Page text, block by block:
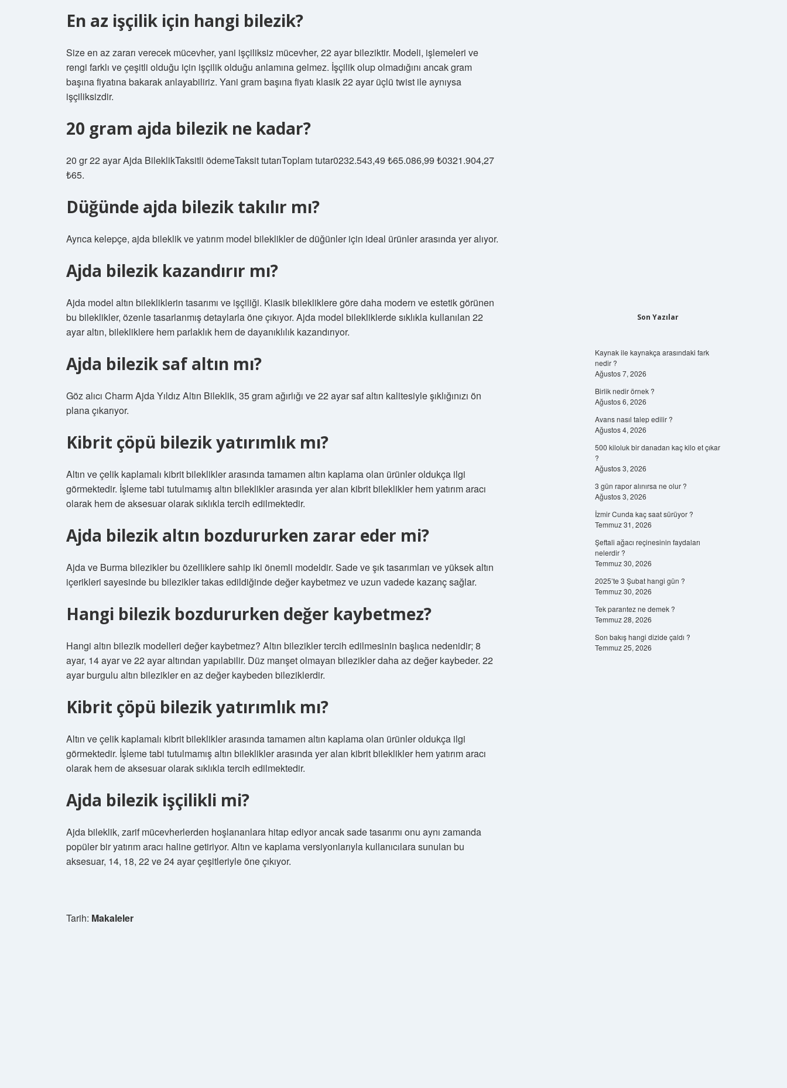
En az işçilik için hangi bilezik?
Size en az zararı verecek mücevher, yani işçiliksiz mücevher, 22 ayar bileziktir. Modeli, işlemeleri ve
rengi farklı ve çeşitli olduğu için işçilik olduğu anlamına gelmez. İşçilik olup olmadığını ancak gram
başına fiyatına bakarak anlayabiliriz. Yani gram başına fiyatı klasik 22 ayar üçlü twist ile aynıysa
işçiliksizdir.
20 gram ajda bilezik ne kadar?
20 gr 22 ayar Ajda BileklikTaksitli ödemeTaksit tutarıToplam tutar0232.543,49 ₺65.086,99 ₺0321.904,27
₺65.
Düğünde ajda bilezik takılır mı?
Ayrıca kelepçe, ajda bileklik ve yatırım model bileklikler de düğünler için ideal ürünler arasında yer alıyor.
Ajda bilezik kazandırır mı?
Ajda model altın bilekliklerin tasarımı ve işçiliği. Klasik bilekliklere göre daha modern ve estetik görünen
bu bileklikler, özenle tasarlanmış detaylarla öne çıkıyor. Ajda model bilekliklerde sıklıkla kullanılan 22
ayar altın, bilekliklere hem parlaklık hem de dayanıklılık kazandırıyor.
Ajda bilezik saf altın mı?
Göz alıcı Charm Ajda Yıldız Altın Bileklik, 35 gram ağırlığı ve 22 ayar saf altın kalitesiyle şıklığınızı ön
plana çıkarıyor.
Kibrit çöpü bilezik yatırımlık mı?
Altın ve çelik kaplamalı kibrit bileklikler arasında tamamen altın kaplama olan ürünler oldukça ilgi
görmektedir. İşleme tabi tutulmamış altın bileklikler arasında yer alan kibrit bileklikler hem yatırım aracı
olarak hem de aksesuar olarak sıklıkla tercih edilmektedir.
Ajda bilezik altın bozdururken zarar eder mi?
Ajda ve Burma bilezikler bu özelliklere sahip iki önemli modeldir. Sade ve şık tasarımları ve yüksek altın
içerikleri sayesinde bu bilezikler takas edildiğinde değer kaybetmez ve uzun vadede kazanç sağlar.
Hangi bilezik bozdururken değer kaybetmez?
Hangi altın bilezik modelleri değer kaybetmez? Altın bilezikler tercih edilmesinin başlıca nedenidir; 8
ayar, 14 ayar ve 22 ayar altından yapılabilir. Düz manşet olmayan bilezikler daha az değer kaybeder. 22
ayar burgulu altın bilezikler en az değer kaybeden bileziklerdir.
Kibrit çöpü bilezik yatırımlık mı?
Altın ve çelik kaplamalı kibrit bileklikler arasında tamamen altın kaplama olan ürünler oldukça ilgi
görmektedir. İşleme tabi tutulmamış altın bileklikler arasında yer alan kibrit bileklikler hem yatırım aracı
olarak hem de aksesuar olarak sıklıkla tercih edilmektedir.
Ajda bilezik işçilikli mi?
Ajda bileklik, zarif mücevherlerden hoşlananlara hitap ediyor ancak sade tasarımı onu aynı zamanda
popüler bir yatırım aracı haline getiriyor. Altın ve kaplama versiyonlarıyla kullanıcılara sunulan bu
aksesuar, 14, 18, 22 ve 24 ayar çeşitleriyle öne çıkıyor.
Tarih: Makaleler
Son Yazılar
Kaynak ile kaynakça arasındaki fark
nedir ?
Ağustos 7, 2026
Birlik nedir örnek ?
Ağustos 6, 2026
Avans nasıl talep edilir ?
Ağustos 4, 2026
500 kiloluk bir danadan kaç kilo et çıkar
?
Ağustos 3, 2026
3 gün rapor alınırsa ne olur ?
Ağustos 3, 2026
İzmir Cunda kaç saat sürüyor ?
Temmuz 31, 2026
Şeftali ağacı reçinesinin faydaları
nelerdir ?
Temmuz 30, 2026
2025’te 3 Şubat hangi gün ?
Temmuz 30, 2026
Tek parantez ne demek ?
Temmuz 28, 2026
Son bakış hangi dizide çaldı ?
Temmuz 25, 2026